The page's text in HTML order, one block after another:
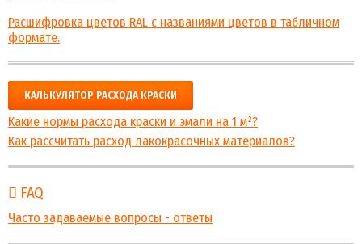
Расшифровка цветов RAL с названиями цветов в табличном
формате.
КАЛЬКУЛЯТОР РАСХОДА КРАСКИ
Какие нормы расхода краски и эмали на 1 м²?
Как рассчитать расход лакокрасочных материалов?
FAQ
Часто задаваемые вопросы - ответы